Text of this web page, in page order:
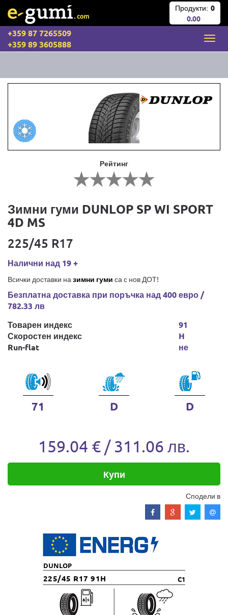
Продукти: 0
0.00
+359 87 7265509
+359 89 3605888
Рейтинг
Зимни гуми DUNLOP SP WI SPORT
4D MS
225/45 R17
Налични над 19 +
Всички доставки на зимни гуми са с нов ДОТ!
Безплатна доставка при поръчка над 400 евро /
782.33 лв
Товарен индекс
Скоростен индекс
Run-flat
91
H
не
71 D D
159.04 € / 311.06 лв.
Купи
Сподели в
DUNLOP
225/45 R17 91H C1